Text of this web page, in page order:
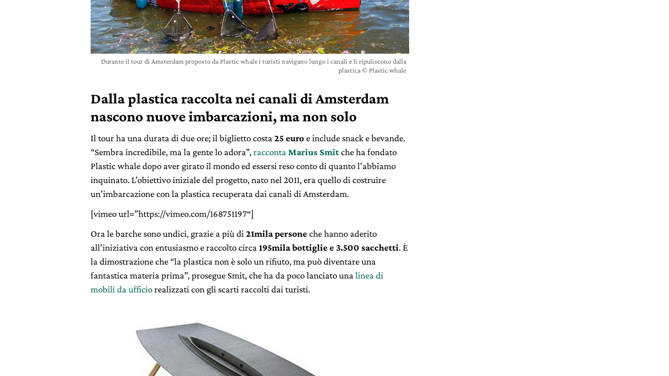
Durante il tour di Amsterdam proposto da Plastic whale i turisti navigano lungo i canali e li ripuliscono dalla
plastica © Plastic whale
Dalla plastica raccolta nei canali di Amsterdam
nascono nuove imbarcazioni, ma non solo
Il tour ha una durata di due ore; il biglietto costa25 euroe include snack e bevande.
“Sembra incredibile, ma la gente lo adora”,raccontaMarius Smitche ha fondato
Plastic whale dopo aver girato il mondo ed essersi reso conto di quanto l’abbiamo
inquinato. L’obiettivo iniziale del progetto, nato nel 2011, era quello di costruire
un’imbarcazione con la plastica recuperata dai canali di Amsterdam.
[vimeo url=”https://vimeo.com/168751197″]
Ora le barche sono undici, grazie a più di21mila personeche hanno aderito
all’iniziativa con entusiasmo e raccolto circa195mila bottiglie e 3.500 sacchetti. È
la dimostrazione che “la plastica non è solo un rifiuto, ma può diventare una
fantastica materia prima”, prosegue Smit, che ha da poco lanciato unalinea di
mobili da ufficiorealizzati con gli scarti raccolti dai turisti.